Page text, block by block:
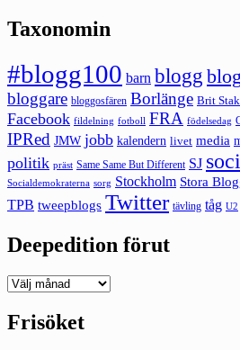
Taxonomin
#blogg100 barn blogg
bloggare bloggosfären Borlänge Brit
Facebook fildelning fotboll FRA födelsedag
IPRed JMW jobb kalendern livet media
politik präst Same Same But Different SJ
Socialdemokraterna sorg Stockholm Stora
TPB tweepblogs Twitter tävling tåg U2
Deepedition förut
Deepedition
Frisöket